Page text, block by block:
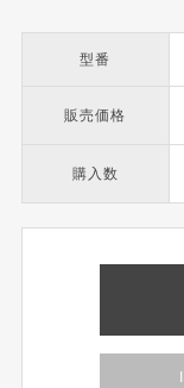
型番
販売価格
購入数